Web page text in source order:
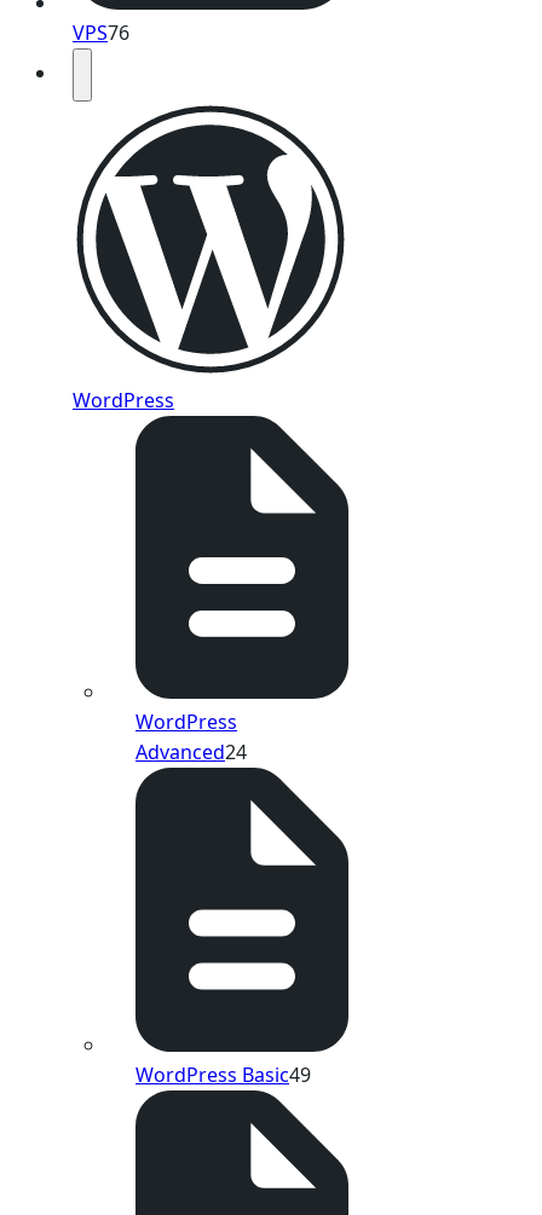
VPS76
WordPress
WordPress
Advanced24
WordPress Basic49